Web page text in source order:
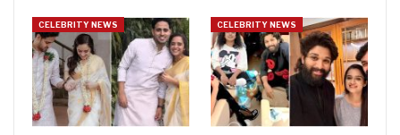
CELEBRITY NEWS CELEBRITY NEWS